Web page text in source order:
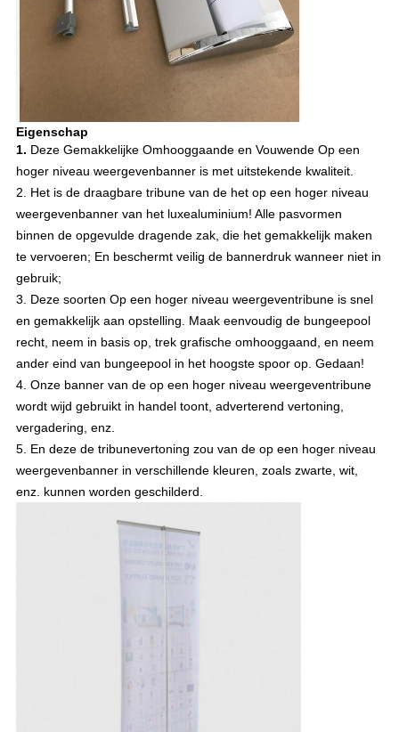
Eigenschap
1. Deze Gemakkelijke Omhooggaande en Vouwende Op een
hoger niveau weergevenbanner is met uitstekende kwaliteit.
2. Het is de draagbare tribune van de het op een hoger niveau
weergevenbanner van het luxealuminium! Alle pasvormen
binnen de opgevulde dragende zak, die het gemakkelijk maken
te vervoeren; En beschermt veilig de bannerdruk wanneer niet in
gebruik;
3. Deze soorten Op een hoger niveau weergeventribune is snel
en gemakkelijk aan opstelling. Maak eenvoudig de bungeepool
recht, neem in basis op, trek grafische omhooggaand, en neem
ander eind van bungeepool in het hoogste spoor op. Gedaan!
4. Onze banner van de op een hoger niveau weergeventribune
wordt wijd gebruikt in handel toont, adverterend vertoning,
vergadering, enz.
5. En deze de tribunevertoning zou van de op een hoger niveau
weergevenbanner in verschillende kleuren, zoals zwarte, wit,
enz. kunnen worden geschilderd.